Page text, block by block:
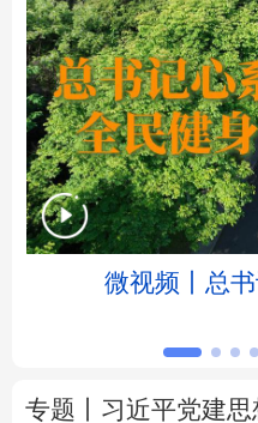
文化产业
地方频道
北京 天津
辽宁 吉林
微视频丨总
专题丨 习近平党建